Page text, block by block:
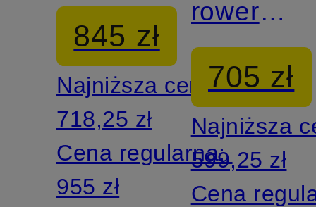
845 zł
Najniższa cena:
718,25 zł
Cena regularna:
955 zł
rowerowa
RAIN
705 zł
Najniższa
599,25 zł
Cena